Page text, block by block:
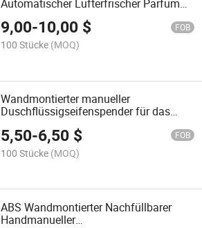
Automatischer Lufterfrischer Parfüm
Timer Sprüh Aerosolspender
9,00-10,00 $ FOB
100 Stücke (MOQ)
Wandmontierter manueller
Duschflüssigseifenspender für das
5,50-6,50 $ FOB
100 Stücke (MOQ)
ABS Wandmontierter Nachfüllbarer
Handmanueller